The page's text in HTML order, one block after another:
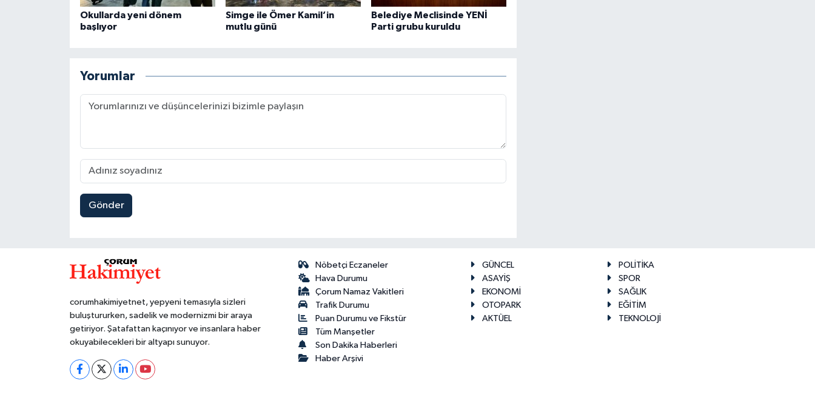
Okullarda yeni dönem
başlıyor
Simge ile Ömer Kamil’in
mutlu günü
Belediye Meclisinde YENİ
Parti grubu kuruldu
Yorumlar
Gönder
corumhakimiyetnet, yepyeni temasıyla sizleri
buluştururken, sadelik ve modernizmi bir araya
getiriyor. Şatafattan kaçınıyor ve insanlara haber
okuyabilecekleri bir altyapı sunuyor.
Nöbetçi Eczaneler
Hava Durumu
Çorum Namaz Vakitleri
Trafik Durumu
Puan Durumu ve Fikstür
Tüm Manşetler
Son Dakika Haberleri
Haber Arşivi
GÜNCEL
POLİTİKA
ASAYİŞ
SPOR
EKONOMİ
SAĞLIK
OTOPARK
EĞİTİM
AKTÜEL
TEKNOLOJİ